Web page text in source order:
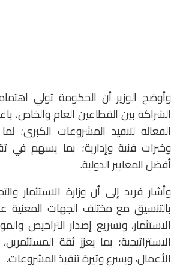
وأوضح الوزير أن الحكومة تولي
الشراكة بين القطاعين العام والخاص،
الفعالة لتنفيذ المشروعات الكبرى؛
وخبرات فنية وإدارية؛ بما يسهم
أفضل المعايير الدولية.
وأشار فريد إلى أن وزارة الاستثمار
بالتنسيق مع مختلف الجهات المعنية
الاستثمار، وتسريع إصدار التراخيص
الاستراتيجية؛ بما يعزز ثقة
الأعمال، ويسرع وتيرة تنفيذ المشروعات.